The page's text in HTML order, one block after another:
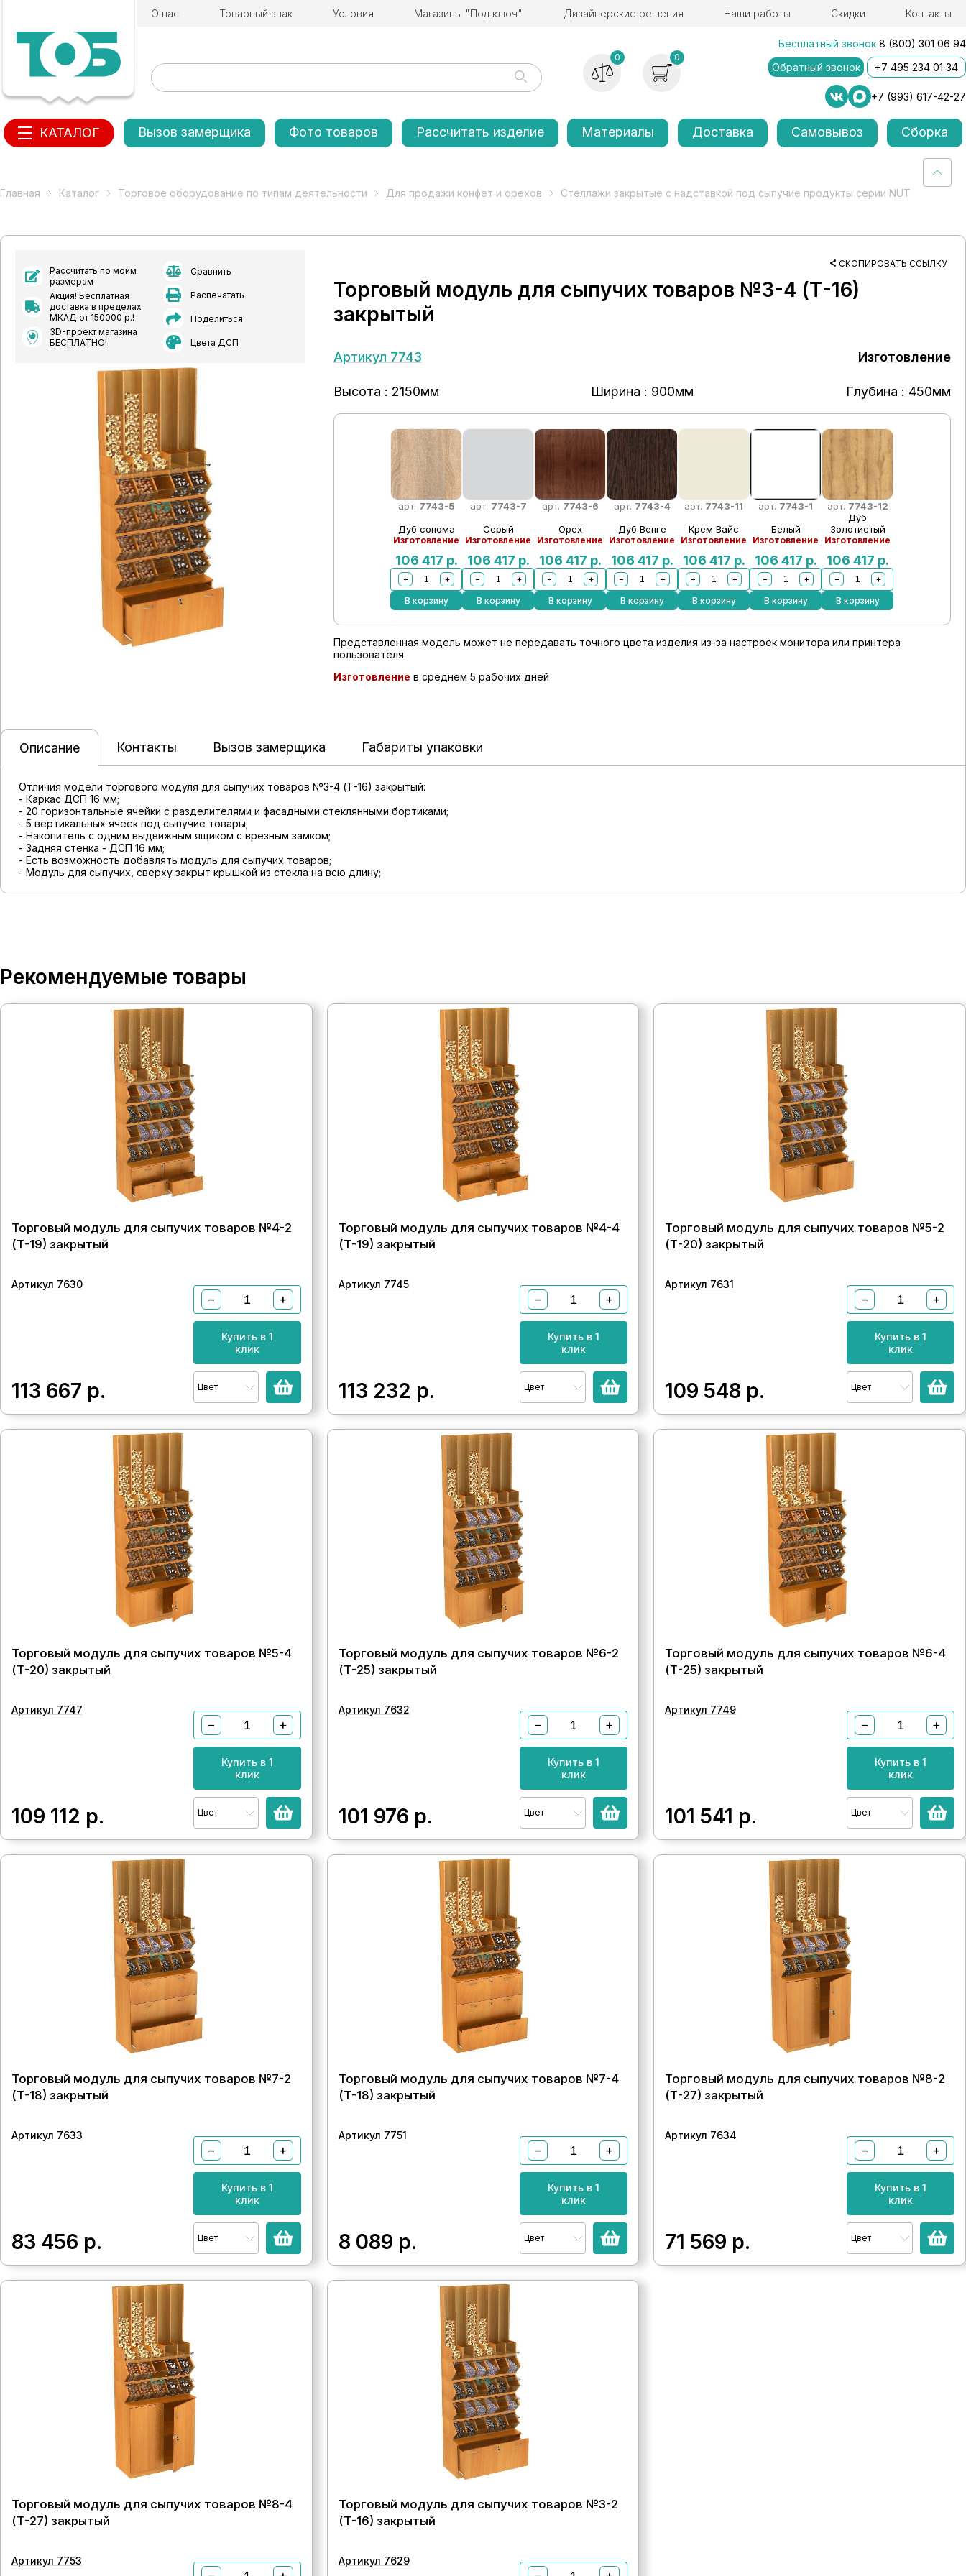
О нас Товарный знак Условия Магазины "Под ключ" Дизайнерские решения Наши работы Скидки Контакты
0 0
Бесплатный звонок 8 (800) 301 06 94
Обратный звонок
+7 495 234 01 34
+7 (993) 617-42-27
КАТАЛОГ Вызов замерщика Фото товаров Рассчитать изделие Материалы Доставка Самовывоз Сборка
Главная Каталог Торговое оборудование по типам деятельности Для продажи конфет и орехов Стеллажи закрытые с надставкой под сыпучие продукты серии NUT
Рассчитать по моим
размерам
Акция! Бесплатная
доставка в пределах
МКАД от 150000 р.!
3D-проект магазина
БЕСПЛАТНО!
Сравнить
Распечатать
Поделиться
Цвета ДСП
СКОПИРОВАТЬ ССЫЛКУ
Торговый модуль для сыпучих товаров №3-4 (Т-16)
закрытый
Артикул 7743 Изготовление
Высота : 2150мм Ширина : 900мм Глубина : 450мм
арт. 7743-5
Дуб сонома
Изготовление
106 417 р.
−
+
В корзину
арт. 7743-7
Серый
Изготовление
106 417 р.
−
+
В корзину
арт. 7743-6
Орех
Изготовление
106 417 р.
−
+
В корзину
арт. 7743-4
Дуб Венге
Изготовление
106 417 р.
−
+
В корзину
арт. 7743-11
Крем Вайс
Изготовление
106 417 р.
−
+
В корзину
арт. 7743-1
Белый
Изготовление
106 417 р.
−
+
В корзину
арт. 7743-12
Дуб
Золотистый
Изготовление
106 417 р.
−
+
В корзину
Представленная модель может не передавать точного цвета изделия из-за настроек монитора или принтера
пользователя.
Изготовление в среднем 5 рабочих дней
Описание Контакты Вызов замерщика Габариты упаковки
Отличия модели торгового модуля для сыпучих товаров №3-4 (Т-16) закрытый:
- Каркас ДСП 16 мм;
- 20 горизонтальные ячейки с разделителями и фасадными стеклянными бортиками;
- 5 вертикальных ячеек под сыпучие товары;
- Накопитель с одним выдвижным ящиком с врезным замком;
- Задняя стенка - ДСП 16 мм;
- Есть возможность добавлять модуль для сыпучих товаров;
- Модуль для сыпучих, сверху закрыт крышкой из стекла на всю длину;
Рекомендуемые товары
Торговый модуль для сыпучих товаров №4-2
(Т-19) закрытый
Артикул 7630
113 667 р.
− +
Купить в 1
клик
Цвет
Торговый модуль для сыпучих товаров №4-4
(Т-19) закрытый
Артикул 7745
113 232 р.
− +
Купить в 1
клик
Цвет
Торговый модуль для сыпучих товаров №5-2
(Т-20) закрытый
Артикул 7631
109 548 р.
− +
Купить в 1
клик
Цвет
Торговый модуль для сыпучих товаров №5-4
(Т-20) закрытый
Артикул 7747
109 112 р.
− +
Купить в 1
клик
Цвет
Торговый модуль для сыпучих товаров №6-2
(Т-25) закрытый
Артикул 7632
101 976 р.
− +
Купить в 1
клик
Цвет
Торговый модуль для сыпучих товаров №6-4
(Т-25) закрытый
Артикул 7749
101 541 р.
− +
Купить в 1
клик
Цвет
Торговый модуль для сыпучих товаров №7-2
(Т-18) закрытый
Артикул 7633
83 456 р.
− +
Купить в 1
клик
Цвет
Торговый модуль для сыпучих товаров №7-4
(Т-18) закрытый
Артикул 7751
8 089 р.
− +
Купить в 1
клик
Цвет
Торговый модуль для сыпучих товаров №8-2
(Т-27) закрытый
Артикул 7634
71 569 р.
− +
Купить в 1
клик
Цвет
Торговый модуль для сыпучих товаров №8-4
(Т-27) закрытый
Артикул 7753
Торговый модуль для сыпучих товаров №3-2
(Т-16) закрытый
Артикул 7629